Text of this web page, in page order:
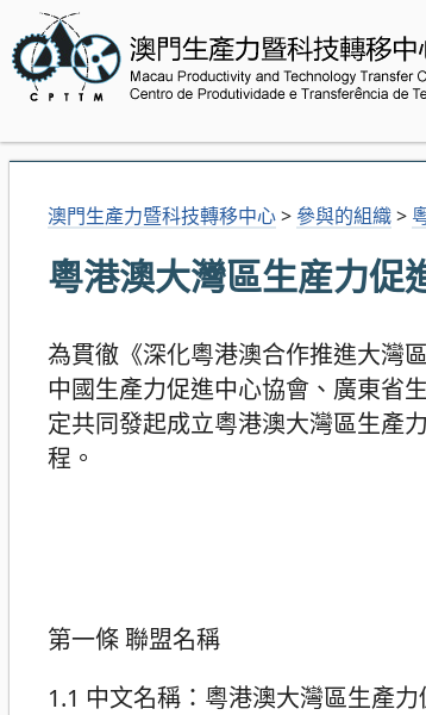
澳門生產力暨科技轉移中心>參與的組織>
粵港澳大灣區生産力促
為貫徹《深化粵港澳合作推進大灣
中國生產力促進中心協會、廣東省
定共同發起成立粵港澳大灣區生產
程。
第一條 聯盟名稱
1.1 中文名稱：粵港澳大灣區生產力